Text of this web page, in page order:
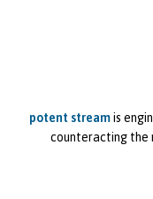
potent streamis
counteracting the